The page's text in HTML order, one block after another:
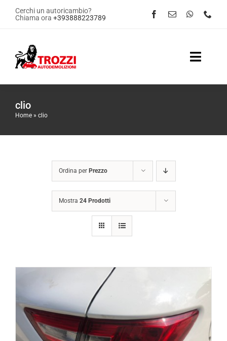
SaltaCerchi un autoricambio?
Chiama ora +393888223789
Toggle
clio
Home » clio
Ordina per Prezzo
Mostra 24 Prodotti